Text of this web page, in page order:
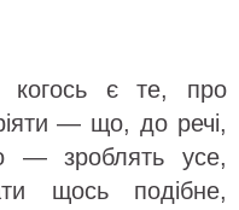
є те, про
— що, до речі,
— зроблять усе,
щось подібне,